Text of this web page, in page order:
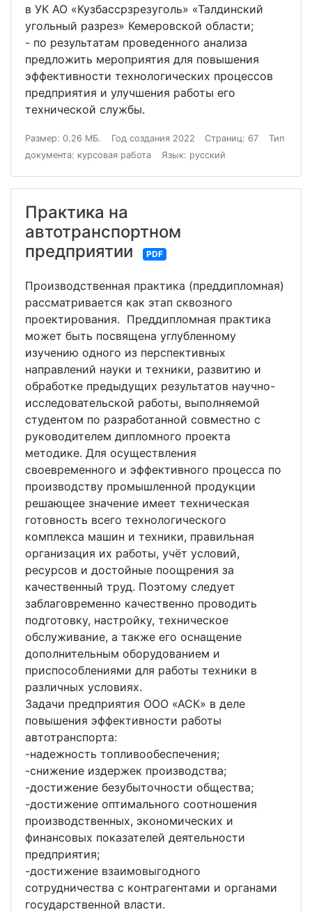
в УК АО «Кузбассрзрезуголь» «Талдинский
угольный разрез» Кемеровской области;
- по результатам проведенного анализа
предложить мероприятия для повышения
эффективности технологических процессов
предприятия и улучшения работы его
технической службы.
Размер: 0.26 МБ. Год создания 2022 Страниц: 67
Тип
документа: курсовая работа
Язык: русский
Практика на
автотранспортном
предприятии
PDF
Производственная практика (преддипломная)
рассматривается как этап сквозного
проектирования. Преддипломная практика
может быть посвящена углубленному
изучению одного из перспективных
направлений науки и техники, развитию и
обработке предыдущих результатов научно-
исследовательской работы, выполняемой
студентом по разработанной совместно с
руководителем дипломного проекта
методике. Для осуществления
своевременного и эффективного процесса по
производству промышленной продукции
решающее значение имеет техническая
готовность всего технологического
комплекса машин и техники, правильная
организация их работы, учёт условий,
ресурсов и достойные поощрения за
качественный труд. Поэтому следует
заблаговременно качественно проводить
подготовку, настройку, техническое
обслуживание, а также его оснащение
дополнительным оборудованием и
приспособлениями для работы техники в
различных условиях.
Задачи предприятия ООО «АСК» в деле
повышения эффективности работы
автотранспорта:
-надежность топливообеспечения;
-снижение издержек производства;
-достижение безубыточности общества;
-достижение оптимального соотношения
производственных, экономических и
финансовых показателей деятельности
предприятия;
-достижение взаимовыгодного
сотрудничества с контрагентами и органами
государственной власти.